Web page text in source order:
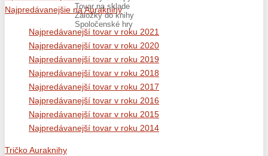
Tovar na sklade
Záložky do knihy
Spoločenské hry
Najpredávanejšie na Auraknihy
Najpredávanejší tovar v roku 2021
Najpredávanejší tovar v roku 2020
Najpredávanejší tovar v roku 2019
Najpredávanejší tovar v roku 2018
Najpredávanejší tovar v roku 2017
Najpredávanejší tovar v roku 2016
Najpredávanejší tovar v roku 2015
Najpredávanejší tovar v roku 2014
Tričko Auraknihy